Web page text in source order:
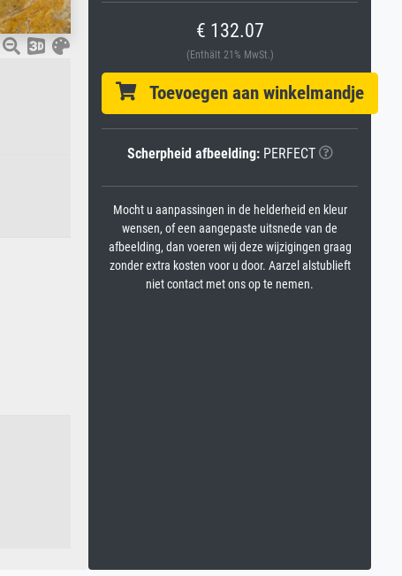
€ 132.07
(Enthält 21% MwSt.)
Toevoegen aan winkelmandje
Scherpheid afbeelding:PERFECT
Mocht u aanpassingen in de helderheid en kleur
wensen, of een aangepaste uitsnede van de
afbeelding, dan voeren wij deze wijzigingen graag
zonder extra kosten voor u door. Aarzel alstublieft
niet contact met ons op te nemen.